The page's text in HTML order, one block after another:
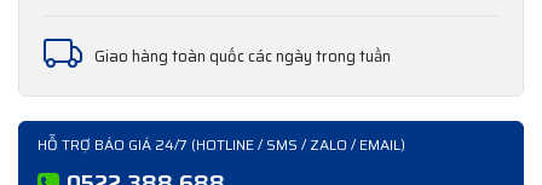
Giao hàng toàn quốc các ngày trong tuần
HỖ TRỢ BÁO GIÁ 24/7 (HOTLINE / SMS / ZALO / EMAIL)